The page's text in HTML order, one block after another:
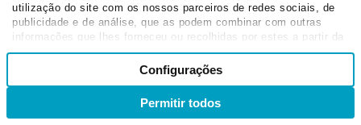
utilização do site com os nossos parceiros de redes sociais, de
publicidade e de análise, que as podem combinar com outras
informações que lhes forneceu ou recolhidas por estes a partir da
sua utilização dos respetivos serviços.
Seleção
consentimento
Preferências
Configurações
Permitir todos
Ferramentas úteis
Webinars